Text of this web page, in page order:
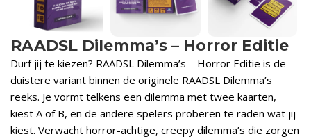
RAADSL Dilemma’s – Horror Editie
Durf jij te kiezen? RAADSL Dilemma’s – Horror Editie is de
duistere variant binnen de originele RAADSL Dilemma’s
reeks. Je vormt telkens een dilemma met twee kaarten,
kiest A of B, en de andere spelers proberen te raden wat jij
kiest. Verwacht horror-achtige, creepy dilemma’s die zorgen